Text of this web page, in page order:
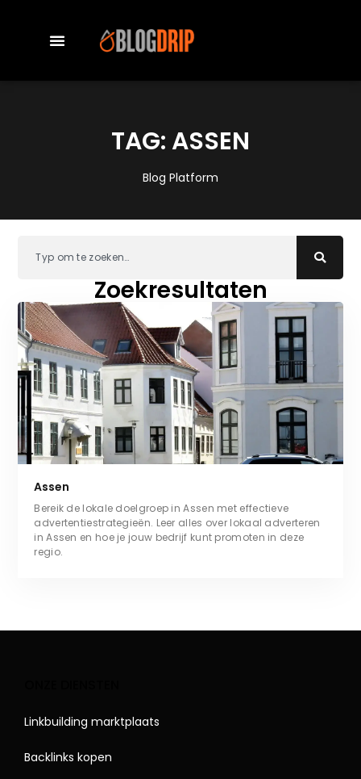
TAG: ASSEN
Blog Platform
Zoekresultaten
Assen
Bereik de lokale doelgroep in Assen met effectieve
advertentiestrategieën. Leer alles over lokaal adverteren
in Assen en hoe je jouw bedrijf kunt promoten in deze
regio.
Linkbuilding marktplaats
Backlinks kopen